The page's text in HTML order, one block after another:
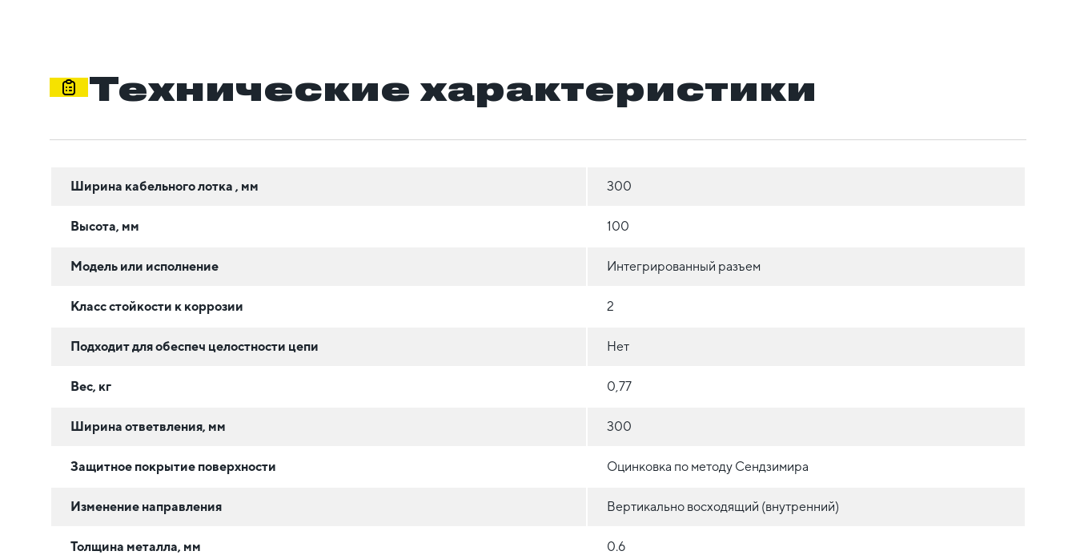
Технические характеристики
Ширина кабельного лотка , мм 300
Высота, мм 100
Модель или исполнение Интегрированный разъем
Класс стойкости к коррозии 2
Подходит для обеспеч целостности цепи Нет
Вес, кг 0,77
Ширина ответвления, мм 300
Защитное покрытие поверхности Оцинковка по методу Сендзимира
Изменение направления Вертикально восходящий (внутренний)
Толщина металла, мм 0.6